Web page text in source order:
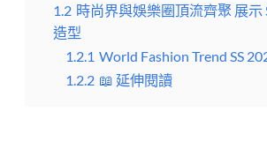
1.2 時尚界與娛樂圈頂流齊聚 展示
造型
1.2.1 World Fashion Trend SS
1.2.2 📖 延伸閱讀